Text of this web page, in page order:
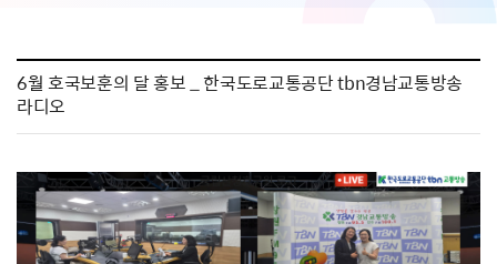
6월 호국보훈의 달 홍보 _ 한국도로교통공단 tbn경남교통방송
라디오